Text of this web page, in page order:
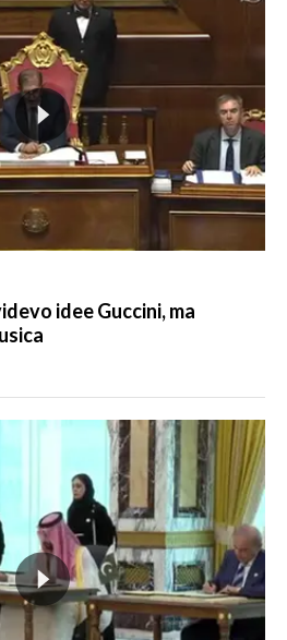
idee Guccini, ma